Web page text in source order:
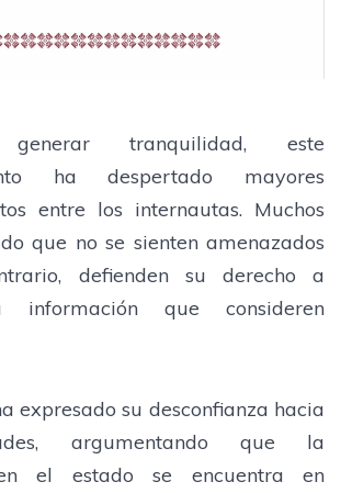
tranquilidad, este
ha despertado mayores
entre los internautas. Muchos
que no se sienten amenazados
defienden su derecho a
información que consideren
expresado su desconfianza hacia
argumentando que la
el estado se encuentra en